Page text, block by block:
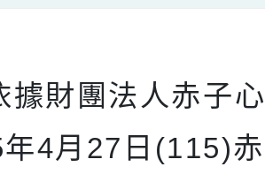
據財團法人赤子
4月27日(115)